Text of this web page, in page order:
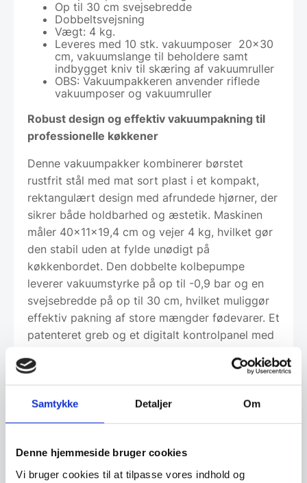
Samtykke Detaljer Om
Denne hjemmeside bruger cookies
Vi bruger cookies til at tilpasse vores indhold og
Op til 30 cm svejsebredde
Dobbeltsvejsning
Vægt: 4 kg.
Leveres med 10 stk. vakuumposer 20×30
cm, vakuumslange til beholdere samt
indbygget kniv til skæring af vakuumruller
OBS: Vakuumpakkeren anvender riflede
vakuumposer og vakuumruller
Robust design og effektiv vakuumpakning til
professionelle køkkener
Denne vakuumpakker kombinerer børstet
rustfrit stål med mat sort plast i et kompakt,
rektangulært design med afrundede hjørner, der
sikrer både holdbarhed og æstetik. Maskinen
måler 40x11x19,4 cm og vejer 4 kg, hvilket gør
den stabil uden at fylde unødigt på
køkkenbordet. Den dobbelte kolbepumpe
leverer vakuumstyrke på op til -0,9 bar og en
svejsebredde på op til 30 cm, hvilket muliggør
effektiv pakning af store mængder fødevarer. Et
patenteret greb og et digitalt kontrolpanel med
betjening, mens den robuste konstruktion
garanterer langvarig brug i både professionelle
og krævende private miljøer.
krævende brug
Maskinen understøtter flere svejsefunktioner,